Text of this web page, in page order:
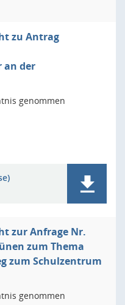
zu Antrag
an der
genommen
zur Anfrage Nr.
zum Thema
zum Schulzentrum
genommen